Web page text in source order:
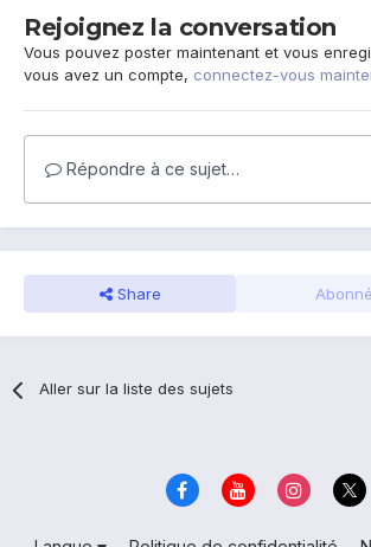
Rejoignez la conversation
Vous pouvez poster maintenant et vous
vous avez un compte, connectez-vous
Répondre à ce sujet…
Share
Aller sur la liste des sujets